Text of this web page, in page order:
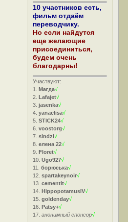
10 участников есть,
фильм отдаём
переводчику.
Но если найдутся
еще желающие
присоединиться,
будем очень
благодарны!
Участвуют:
1.Магда√
2.Lafajet√
3.jasenka√
4.yanaelisa√
5.STICK24√
6.voostorg√
7.sindzi√
8.елена 22√
9.Floret√
10.Ugo927√
11.борюська√
12.spartakeynoir√
13.cementit√
14.HippopotamusIV√
15.goldenday√
16.Patsy+√
17.анонимный спонсор√